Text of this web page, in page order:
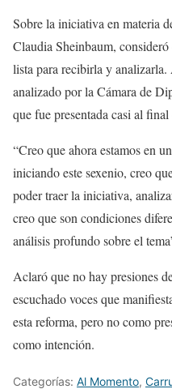
Sobre la iniciativa en materia
Claudia Sheinbaum,
lista para recibirla y
analizado por la Cámara de
que fue presentada casi al
“Creo que ahora estamos en
iniciando este sexenio, creo
poder traer la iniciativa,
creo que son condiciones
análisis profundo sobre el
Aclaró que no hay presiones
escuchado voces que
esta reforma, pero no como
como intención.
Categorías: Al Momento,